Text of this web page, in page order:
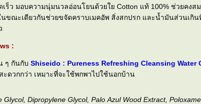
เร็ว มอบความนุ่มนวลอ่อนโยนด้วยใย Cotton แท้ 100% ช่วยคงส
ขณะเดียวกันช่วยขจัดคราบเมคอัพ สิ่งสกปรก และน้ำมันส่วนเกิ
:
ๆ กันกับ Shiseido : Pureness Refreshing Cleansing Water
ะดวกกว่า เหมาะที่จะใช้พกพาไปใช้นอกบ้าน
Glycol, Dipropylene Glycol, Palo Azul Wood Extract,